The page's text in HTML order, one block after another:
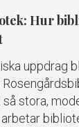
Hur
uppdrag
stora,